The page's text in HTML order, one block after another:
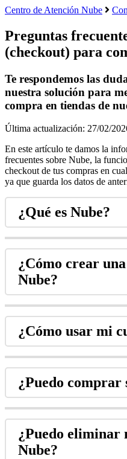
Centro de Atención Nube
Preguntas
(checkout) para
Te respondemos las
nuestra solución para
compra en tiendas de
Última actualización: 27/02/
En este artículo te damos la
frecuentes sobre Nube, la
checkout de tus compras en
ya que guarda los datos de
¿Qué es Nube?
¿Cómo crear
Nube?
¿Cómo usar mi
¿Puedo comprar
¿Puedo eliminar
Nube?